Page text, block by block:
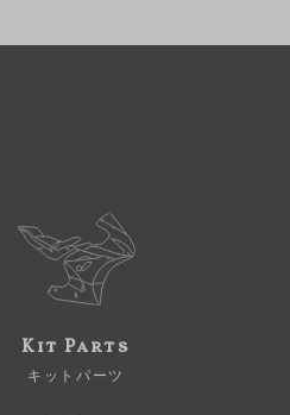
Kit Parts
キットパーツ